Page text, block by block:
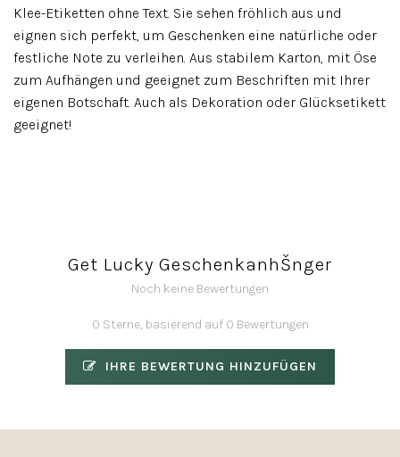
Klee-Etiketten ohne Text. Sie sehen fröhlich aus und
eignen sich perfekt, um Geschenken eine natürliche oder
festliche Note zu verleihen. Aus stabilem Karton, mit Öse
zum Aufhängen und geeignet zum Beschriften mit Ihrer
eigenen Botschaft. Auch als Dekoration oder Glücksetikett
geeignet!
Get Lucky GeschenkanhŠnger
Noch keine Bewertungen
0 Sterne, basierend auf 0 Bewertungen
IHRE BEWERTUNG HINZUFÜGEN